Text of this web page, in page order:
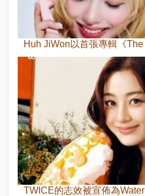
Huh JiWon以首張專輯《
TWICE的志效被宣佈為